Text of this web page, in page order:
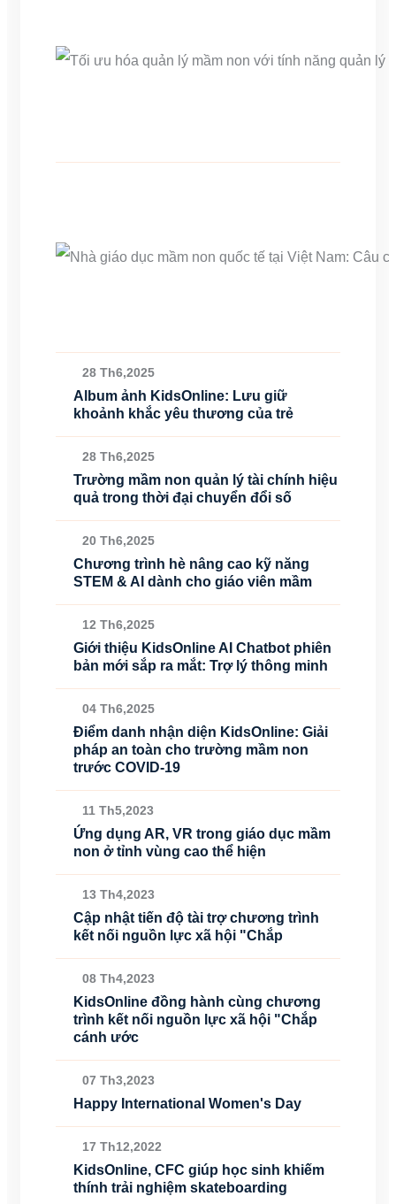
28 Th6,2025
Album ảnh KidsOnline: Lưu giữ
khoảnh khắc yêu thương của trẻ
28 Th6,2025
Trường mầm non quản lý tài chính hiệu
quả trong thời đại chuyển đổi số
20 Th6,2025
Chương trình hè nâng cao kỹ năng
STEM & AI dành cho giáo viên mầm
12 Th6,2025
Giới thiệu KidsOnline AI Chatbot phiên
bản mới sắp ra mắt: Trợ lý thông minh
04 Th6,2025
Điểm danh nhận diện KidsOnline: Giải
pháp an toàn cho trường mầm non
trước COVID-19
11 Th5,2023
Ứng dụng AR, VR trong giáo dục mầm
non ở tỉnh vùng cao thể hiện
13 Th4,2023
Cập nhật tiến độ tài trợ chương trình
kết nối nguồn lực xã hội "Chắp
08 Th4,2023
KidsOnline đồng hành cùng chương
trình kết nối nguồn lực xã hội "Chắp
cánh ước
07 Th3,2023
Happy International Women's Day
17 Th12,2022
KidsOnline, CFC giúp học sinh khiếm
thính trải nghiệm skateboarding